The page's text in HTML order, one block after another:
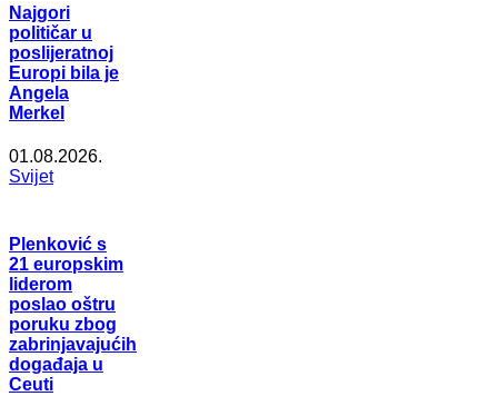
Najgori
političar u
poslijeratnoj
Europi bila je
Angela
Merkel
01.08.2026.
Svijet
Plenković s
21 europskim
liderom
poslao oštru
poruku zbog
zabrinjavajućih
događaja u
Ceuti